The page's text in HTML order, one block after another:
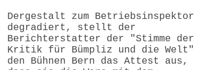
Dergestalt zum Betriebsinspektor
degradiert, stellt der
Berichterstatter der "Stimme der
Kritik für Bümpliz und die Welt"
den Bühnen Bern das Attest aus,